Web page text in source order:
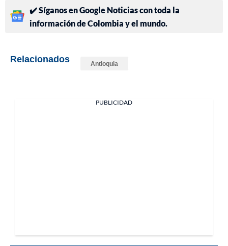
✔️ Síganos en Google Noticias con toda la
información de Colombia y el mundo.
Relacionados Antioquia
PUBLICIDAD